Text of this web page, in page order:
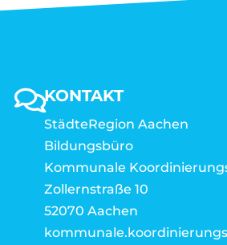
KONTAKT
StädteRegion Aachen
Bildungsbüro
Kommunale
Zollernstraße 10
52070 Aachen